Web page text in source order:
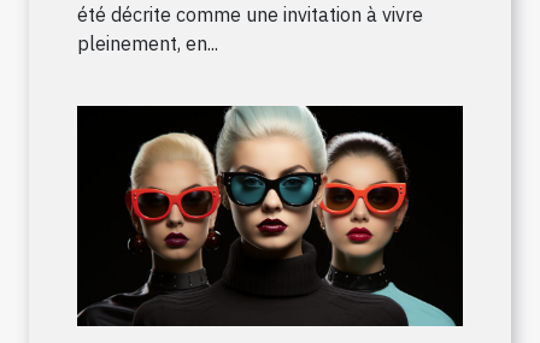
été décrite comme une invitation à vivre
pleinement, en...